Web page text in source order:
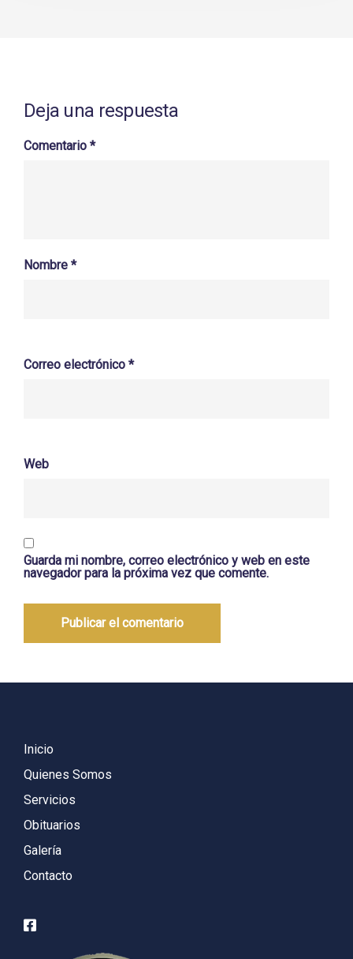
Deja una respuesta
Comentario *
Nombre *
Correo electrónico *
Web
Guarda mi nombre, correo electrónico y web en este
navegador para la próxima vez que comente.
Inicio
Quienes Somos
Servicios
Obituarios
Galería
Contacto